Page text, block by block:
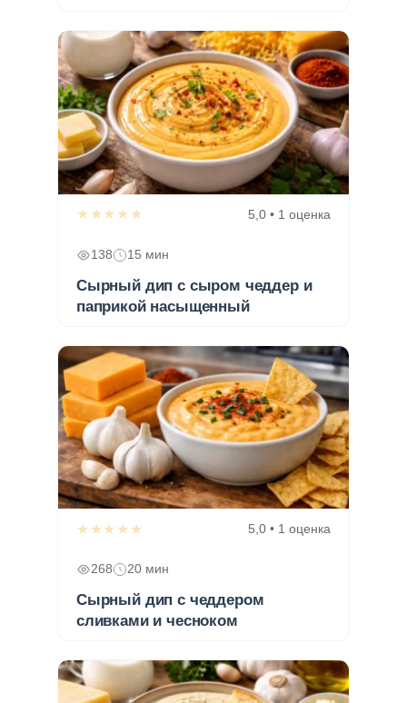
★★★★★ 5,0 • 1 оценка
138 15 мин
Сырный дип с сыром чеддер и
паприкой насыщенный
★★★★★ 5,0 • 1 оценка
268 20 мин
Сырный дип с чеддером
сливками и чесноком